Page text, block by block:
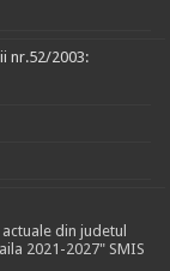
nr.52/2003:
din judetul
2021-2027" SMIS